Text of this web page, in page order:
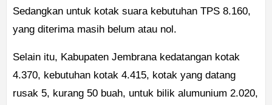
Sedangkan untuk kotak suara kebutuhan TPS 8.160,
yang diterima masih belum atau nol.
Selain itu, Kabupaten Jembrana kedatangan kotak
4.370, kebutuhan kotak 4.415, kotak yang datang
rusak 5, kurang 50 buah, untuk bilik alumunium 2.020,